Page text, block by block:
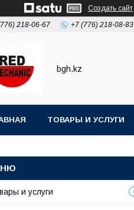
Создать сайт
218-06-67 +7 (776) 218-08-83
bgh.kz
ТОВАРЫ И УСЛУГИ
и услуги